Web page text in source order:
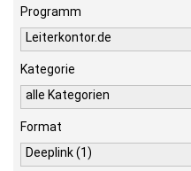
Programm
Leiterkontor.de
Kategorie
alle Kategorien
Format
Deeplink (1)